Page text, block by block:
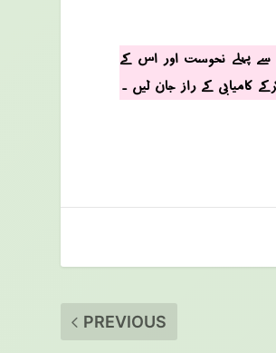
سے پہلے نحوست اور اس کے
کامیابی کے راز جان لیں ۔
PREVIOUS